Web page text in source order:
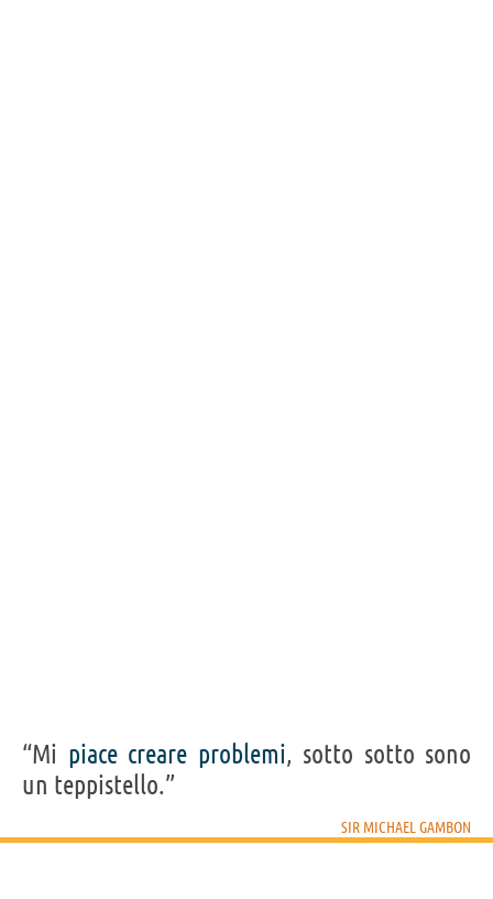
“Mi piace creare problemi, sotto sotto sono
un teppistello.”
SIR MICHAEL GAMBON